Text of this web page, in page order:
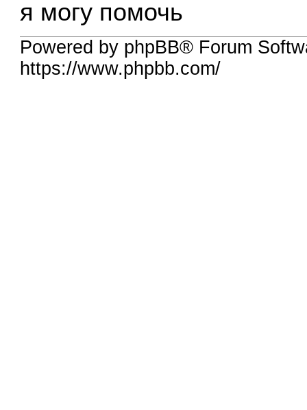
я могу помочь
Powered by phpBB® Forum
https://www.phpbb.com/